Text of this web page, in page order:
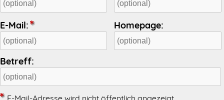
E-Mail: Homepage:
Betreff:
E-Mail-Adresse wird nicht öffentlich angezeigt.